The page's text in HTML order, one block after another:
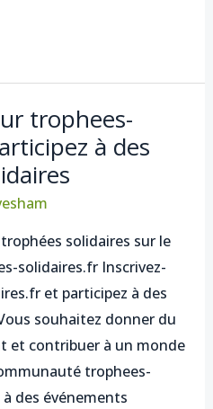
trophees-
à des
solidaires sur le
solidaires.fr Inscrivez-
et participez à des
souhaitez donner du
et contribuer à un monde
trophees-
des événements